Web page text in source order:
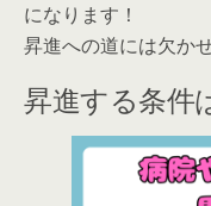
になります！
昇進への道には欠か
昇進する条件